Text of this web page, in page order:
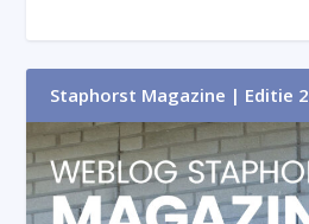
Staphorst Magazine | Editie 2